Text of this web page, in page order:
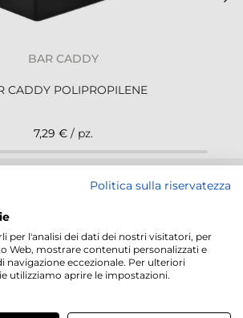
BAR CADDY
CADDY POLIPROPILENE
7,29 € / pz.
NEWSLETTERPolitica sulla riservatezza
per l'analisi dei dati dei nostri visitatori, per
Web, mostrare contenuti personalizzati e
navigazione eccezionale. Per ulteriori
utilizziamo aprire le impostazioni.